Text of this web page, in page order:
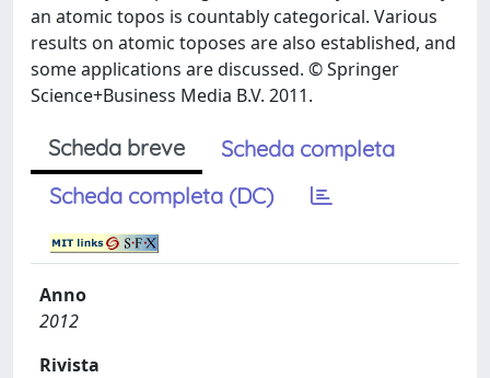
an atomic topos is countably categorical. Various
results on atomic toposes are also established, and
some applications are discussed. © Springer
Science+Business Media B.V. 2011.
Scheda breve
Scheda completa
Scheda completa (DC)
Anno
2012
Rivista